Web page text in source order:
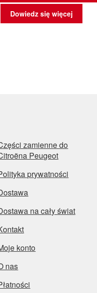
Dowiedz się więcej
zamienne do
Peugeot
prywatności
na cały świat
konto
nas